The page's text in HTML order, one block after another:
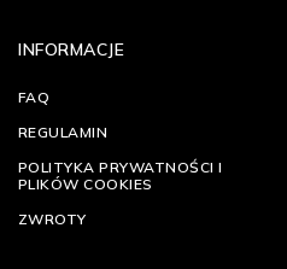
INFORMACJE
FAQ
REGULAMIN
POLITYKA PRYWATNOŚCI I
PLIKÓW COOKIES
ZWROTY